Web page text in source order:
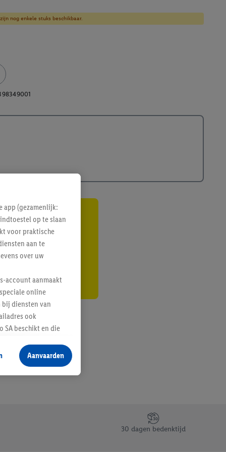
nog enkele stuks beschikbaar.
30 dagen bedenktijd
app (gezamenlijk:
op te slaan
voor praktische
aan te
over uw
account aanmaakt
online
diensten van
ook
SA beschikt en die
producten waarin
voegen, maar het
als er met behulp
Door op
informatie,
Aanvaarden